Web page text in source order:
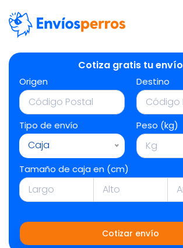
Cotiza gratis tu envío
Origen Destino
Tipo de envío
Caja
Peso (kg)
Tamaño de caja en (cm)
Cotizar envío